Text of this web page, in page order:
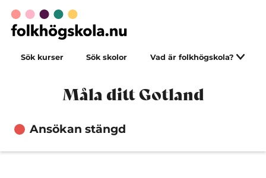
Sök kurser Sök skolor Vad är folkhögskola?
Måla ditt Gotland
Ansökan stängd